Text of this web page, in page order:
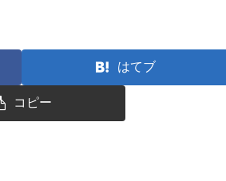
はてブ
コピー